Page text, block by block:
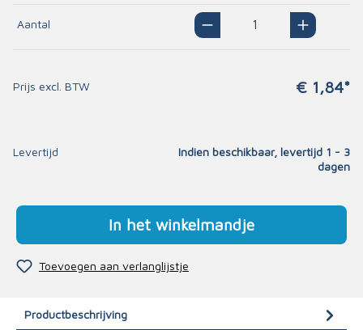
Aantal
Prijs excl. BTW € 1,84*
Levertijd
Indien beschikbaar, levertijd 1 - 3
dagen
In het winkelmandje
Toevoegen aan verlanglijstje
Productbeschrijving